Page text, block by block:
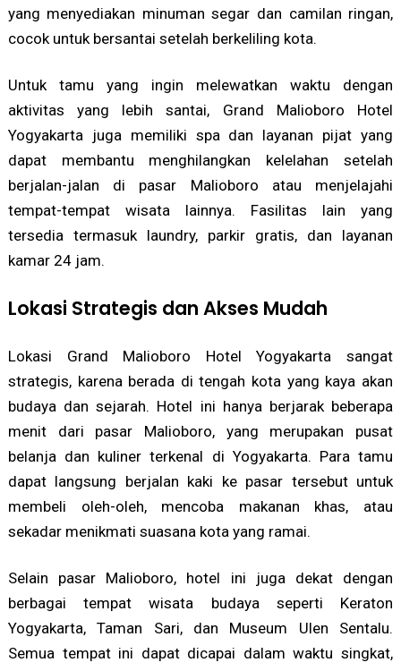
yang menyediakan minuman segar dan camilan ringan,
cocok untuk bersantai setelah berkeliling kota.
Untuk tamu yang ingin melewatkan waktu dengan
aktivitas yang lebih santai, Grand Malioboro Hotel
Yogyakarta juga memiliki spa dan layanan pijat yang
dapat membantu menghilangkan kelelahan setelah
berjalan-jalan di pasar Malioboro atau menjelajahi
tempat-tempat wisata lainnya. Fasilitas lain yang
tersedia termasuk laundry, parkir gratis, dan layanan
kamar 24 jam.
Lokasi Strategis dan Akses Mudah
Lokasi Grand Malioboro Hotel Yogyakarta sangat
strategis, karena berada di tengah kota yang kaya akan
budaya dan sejarah. Hotel ini hanya berjarak beberapa
menit dari pasar Malioboro, yang merupakan pusat
belanja dan kuliner terkenal di Yogyakarta. Para tamu
dapat langsung berjalan kaki ke pasar tersebut untuk
membeli oleh-oleh, mencoba makanan khas, atau
sekadar menikmati suasana kota yang ramai.
Selain pasar Malioboro, hotel ini juga dekat dengan
berbagai tempat wisata budaya seperti Keraton
Yogyakarta, Taman Sari, dan Museum Ulen Sentalu.
Semua tempat ini dapat dicapai dalam waktu singkat,